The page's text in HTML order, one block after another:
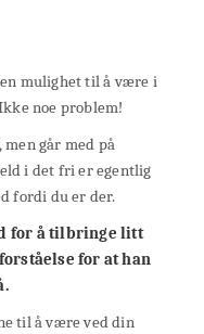
mulighet til å være i
noe problem!
går med på
i det fri er egentlig
fordi du er der.
for å tilbringe litt
for at han
til å være ved din